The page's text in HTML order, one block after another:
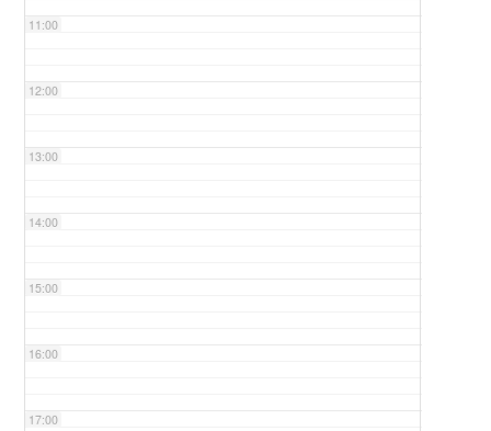
11:00
12:00
13:00
14:00
15:00
16:00
17:00